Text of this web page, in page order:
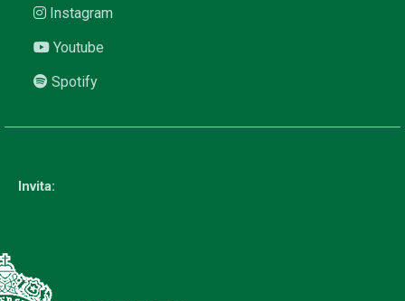
Instagram
Youtube
Spotify
Invita: